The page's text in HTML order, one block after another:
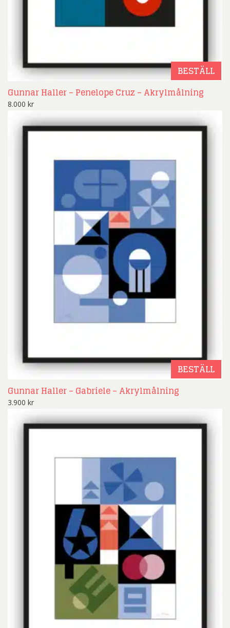
BESTÄLL
Gunnar Haller – Penelope Cruz – Akrylmålning
8.000 kr
BESTÄLL
Gunnar Haller – Gabriele – Akrylmålning
3.900 kr